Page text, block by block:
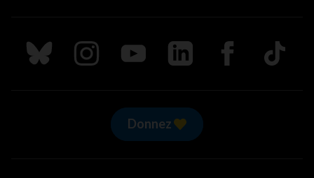
Suivez nous sur Bluesky
Suivez nous sur Instagram
Suivez nous sur Youtube
Suivez nous sur LinkedIn
Suivez nous sur
TikTok
Donnez